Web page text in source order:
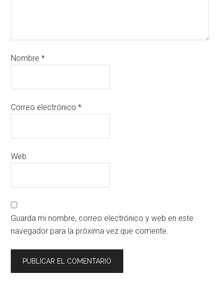
Nombre*
Correo electrónico*
Web
Guarda mi nombre, correo electrónico y web en este
navegador para la próxima vez que comente.